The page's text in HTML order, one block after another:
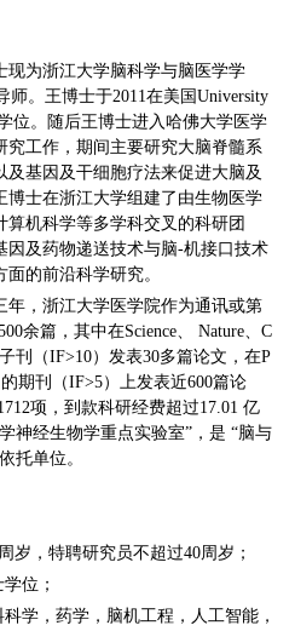
现为浙江大学脑科学与脑医学学
师。王博士于2011在美国University
位。随后王博士进入哈佛大学医学
究工作，期间主要研究大脑脊髓系
基因及干细胞疗法来促进大脑及
博士在浙江大学组建了由生物医学
机科学等多学科交叉的科研团
因及药物递送技术与脑-机接口技术
的前沿科学研究。
年，浙江大学医学院作为通讯或第
余篇，其中在Science、 Nature、C
刊（IF>10）发表30多篇论文，在P
期刊（IF>5）上发表近600篇论
项，到款科研经费超过17.01 亿
神经生物学重点实验室”，是 “脑与
托单位。
岁，特聘研究员不超过40周岁；
位；
学，药学，脑机工程，人工智能，